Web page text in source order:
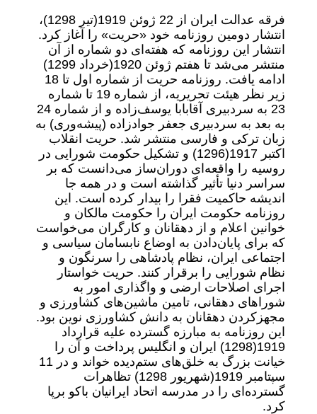
فرقه عدالت ایران از 22 ژوئن 1919‌(تیر 1298)،
انتشار دومین روزنامه خود «حریت» را آغاز کرد.
انتشار این روزنامه که هفته‌ای دو شماره از آن
منتشر می‌شد تا هفتم ژوئن 1920‌(خرداد 1299)
ادامه یافت. روزنامه حریت از شماره اول تا 18
زیر نظر هیئت تحریریه، از شماره 19 تا شماره
23 به سردبیری آقابابا یوسف‌زاده‌ و از شماره 24
به بعد به سردبیری جعفر جوادزاده (پیشه‌وری) به
زبان ترکی و فارسی منتشر شد. حریت انقلاب
اکتبر 1917‌(1296) و تشکیل حکومت شورایی در
روسیه را واقعه‌ای دوران‌ساز می‌دانست که بر
سراسر دنیا تأثیر گذاشته است و در همه جا
اندیشه حاکمیت فقرا را بیدار کرده است. این
روزنامه حکومت ایران را حکومت مالکان و
خوانین اعلام و از دهقانان و کارگران می‌خواست
که برای پایان‌دادن به اوضاع نابسامان سیاسی و
اجتماعی ایران، نظام پادشاهی را سرنگون و
نظام شورایی را برقرار کنند. حریت خواستار
اجرای اصلاحات ارضی و واگذاری امور به
شوراهای دهقانی، تامین ماشین‌های کشاورزی و
مجهزکردن دهقانان به دانش کشاورزی نوین بود.
این روزنامه به مبارزه گسترده علیه قرارداد
1919‌(1298) ایران و انگلیس پرداخت و آن را
خیانت بزرگ به خلق‌های ستم‌دیده خواند و در 11
سپتامبر 1919(شهریور 1298) تظاهرات
گسترده‌ای را در مدرسه اتحاد ایرانیان باکو برپا
کرد.